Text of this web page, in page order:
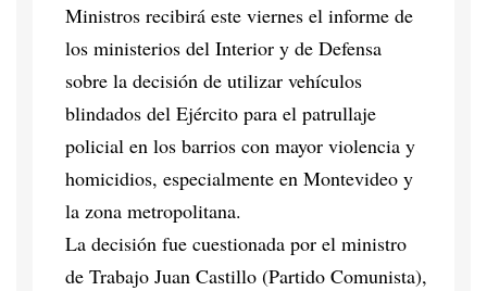
Ministros recibirá este viernes el informe de
los ministerios del Interior y de Defensa
sobre la decisión de utilizar vehículos
blindados del Ejército para el patrullaje
policial en los barrios con mayor violencia y
homicidios, especialmente en Montevideo y
la zona metropolitana.
La decisión fue cuestionada por el ministro
de Trabajo Juan Castillo (Partido Comunista),